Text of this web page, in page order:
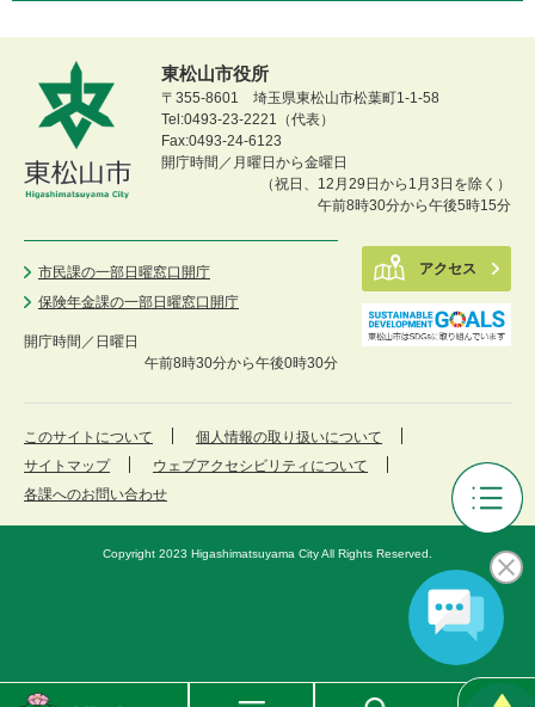
ひ
ま
つ
や
ま
公
東松山市役所
〒355-8601 埼玉県東松山市松葉町1-1-58
Tel:0493-23-2221（代表）
Fax:0493-24-6123
開庁時間／月曜日から金曜日
（祝日、12月29日から1月3日を除く）
午前8時30分から午後5時15分
市民課の一部日曜窓口開庁
保険年金課の一部日曜窓口開庁
開庁時間／ 日曜日
午前8時30分から午後0時30分
アクセス
このサイトについて
個人情報の取り扱いについて
サイトマップ
ウェブアクセシビリティについて
各課へのお問い合わせ
Copyright 2023 Higashimatsuyama City All Rights Reserved.